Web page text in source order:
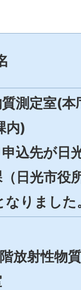
測定室(本
内)
込先が日
日光市役
なりました
放射性物